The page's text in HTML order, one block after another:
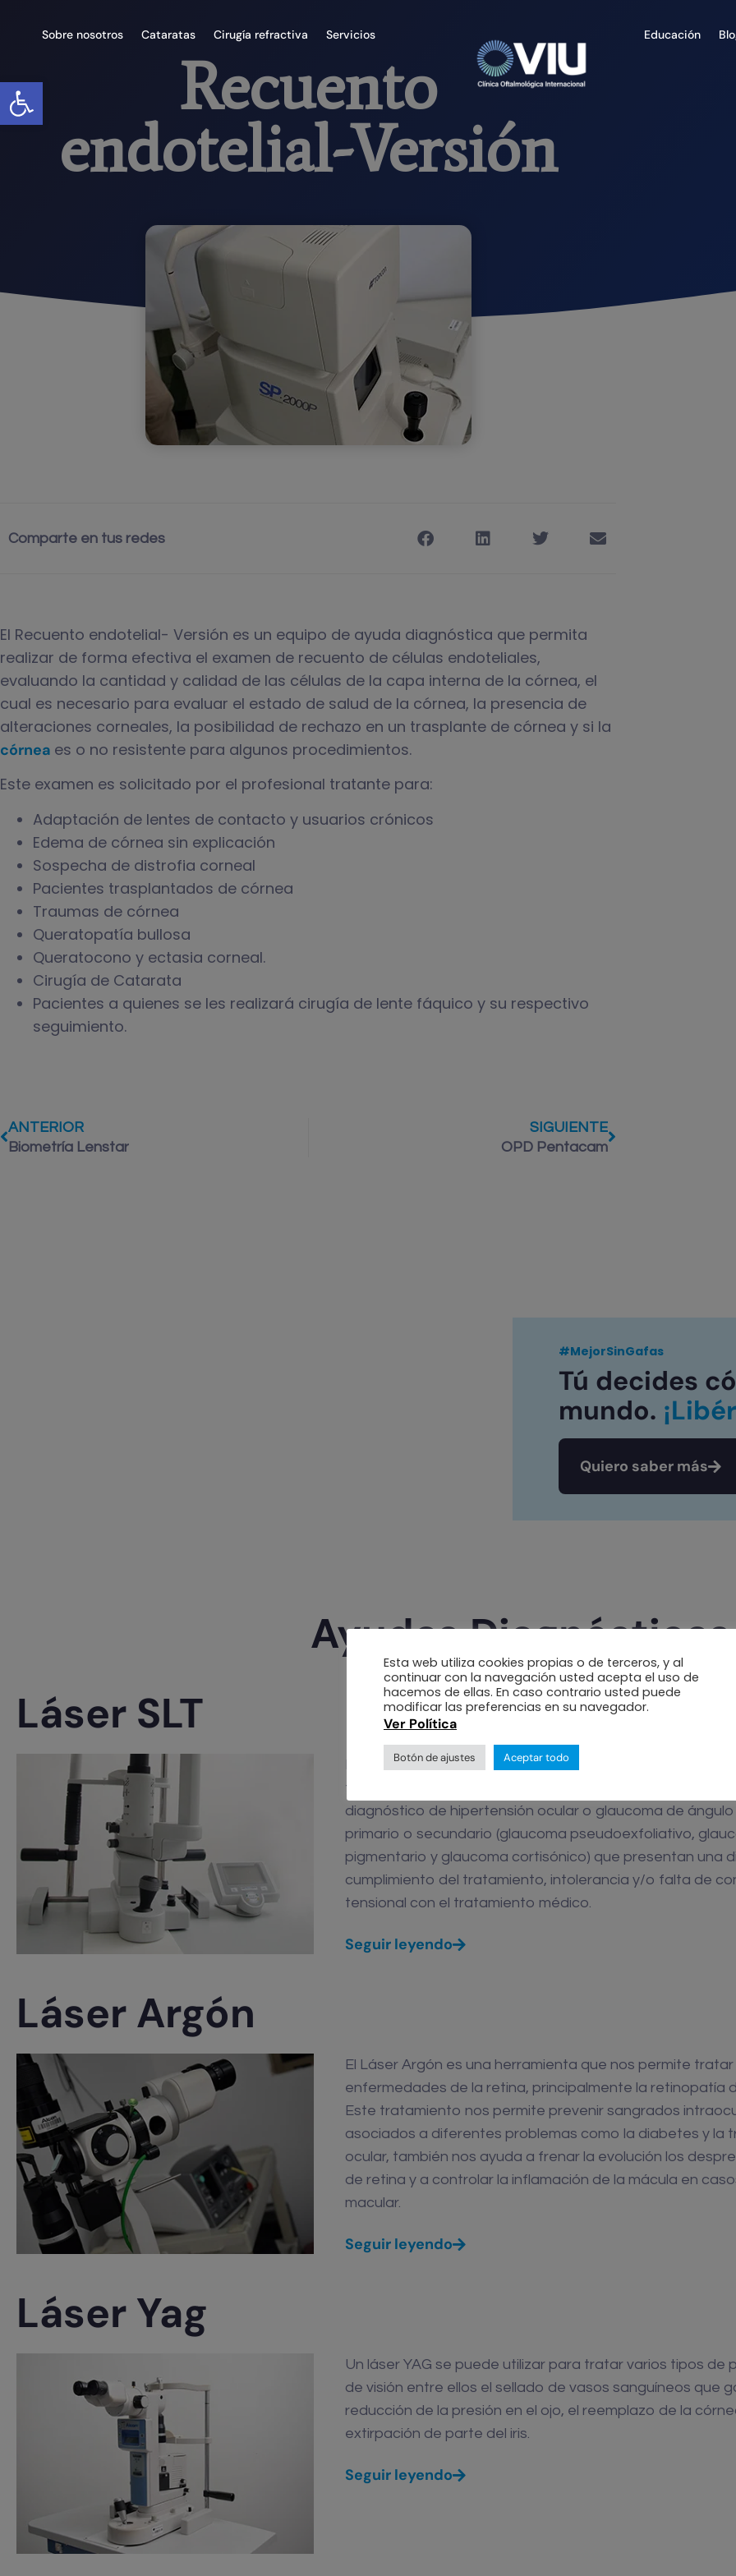
Abrir barra de herramientas
Sobre nosotros Cataratas Cirugía refractiva Servicios Educación
Recuento
endotelial-Versión
Comparte en tus redes
El Recuento endotelial- Versión es un equipo de ayuda diagnóstica que permita
realizar de forma efectiva el examen de recuento de células endoteliales,
evaluando la cantidad y calidad de las células de la capa interna de la córnea, el
cual es necesario para evaluar el estado de salud de la córnea, la presencia de
alteraciones corneales, la posibilidad de rechazo en un trasplante de córnea y si la
córnea es o no resistente para algunos procedimientos.
Este examen es solicitado por el profesional tratante para:
Adaptación de lentes de contacto y usuarios crónicos
Edema de córnea sin explicación
Sospecha de distrofia corneal
Pacientes trasplantados de córnea
Traumas de córnea
Queratopatía bullosa
Queratocono y ectasia corneal.
Cirugía de Catarata
Pacientes a quienes se les realizará cirugía de lente fáquico y su respectivo
seguimiento.
ANTERIOR
Biometría Lenstar
SIGUIENTE
OPD Pentacam
#MejorSinGafas
Tú decides
mundo.
Quiero saber más
Ayudas Diagnósticas
Láser SLT
La trabeculoplastia Láser Selectiva (SLT) es una
terapéutica, eficaz y segura que se ofrece a pacientes
diagnóstico de hipertensión ocular o glaucoma de
primario o secundario (glaucoma pseudoexfoliativo,
pigmentario y glaucoma cortisónico) que presentan una
cumplimiento del tratamiento, intolerancia y/o falta de
tensional con el tratamiento médico.
Seguir leyendo
Láser Argón
El Láser Argón es una herramienta que nos permite tratar
enfermedades de la retina, principalmente la retinopatía
Este tratamiento nos permite prevenir sangrados
asociados a diferentes problemas como la diabetes y la
ocular, también nos ayuda a frenar la evolución los
de retina y a controlar la inflamación de la mácula en
macular.
Seguir leyendo
Láser Yag
Un láser YAG se puede utilizar para tratar varios tipos de
de visión entre ellos el sellado de vasos sanguíneos que
reducción de la presión en el ojo, el reemplazo de la
extirpación de parte del iris.
Seguir leyendo
Esta web utiliza cookies propias o de terceros, y al
continuar con la navegación usted acepta el uso de
hacemos de ellas. En caso contrario usted puede
modificar las preferencias en su navegador.
Ver Política
Botón de ajustes Aceptar todo